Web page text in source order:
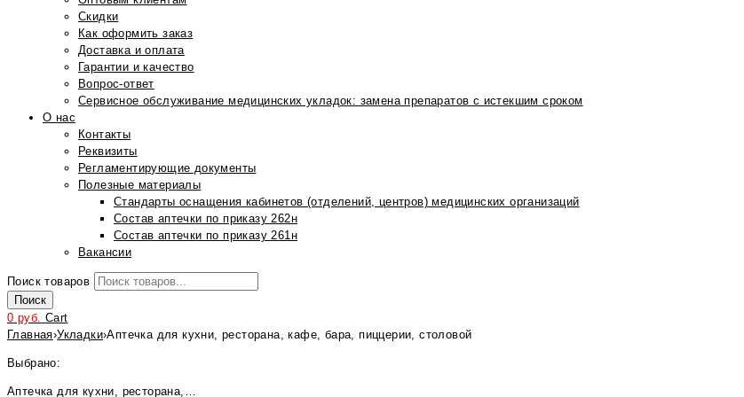
Скидки
Как оформить заказ
Доставка и оплата
Гарантии и качество
Вопрос-ответ
Сервисное обслуживание медицинских укладок: замена препаратов с истекшим сроком
О нас
Контакты
Реквизиты
Регламентирующие документы
Полезные материалы
Стандарты оснащения кабинетов (отделений, центров) медицинских организаций
Состав аптечки по приказу 262н
Состав аптечки по приказу 261н
Вакансии
Поиск товаров
Поиск
0 руб. Cart
Главная›Укладки›Аптечка для кухни, ресторана, кафе, бара, пиццерии, столовой
Выбрано:
Аптечка для кухни, ресторана,…